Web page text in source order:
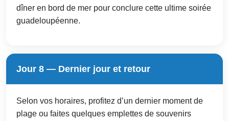
dîner en bord de mer pour conclure cette ultime soirée
guadeloupéenne.
Jour 8 — Dernier jour et retour
Selon vos horaires, profitez d’un dernier moment de
plage ou faites quelques emplettes de souvenirs